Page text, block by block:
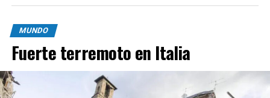
MUNDO
Fuerte terremoto en Italia